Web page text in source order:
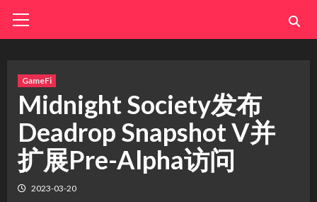
Menu
GameFi
Midnight Society发布
Deadrop Snapshot V并
扩展Pre-Alpha访问
2023-03-20